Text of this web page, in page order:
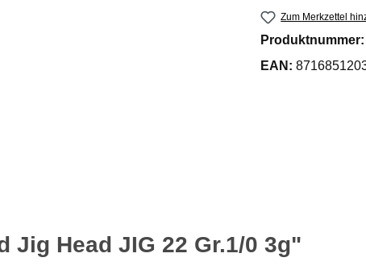
Zum Merkzettel
Produktnummer:
EAN:
Head JIG 22 Gr.1/0 3g"